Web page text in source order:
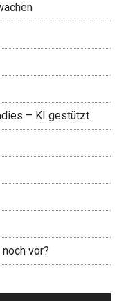
– KI gestützt
vor?